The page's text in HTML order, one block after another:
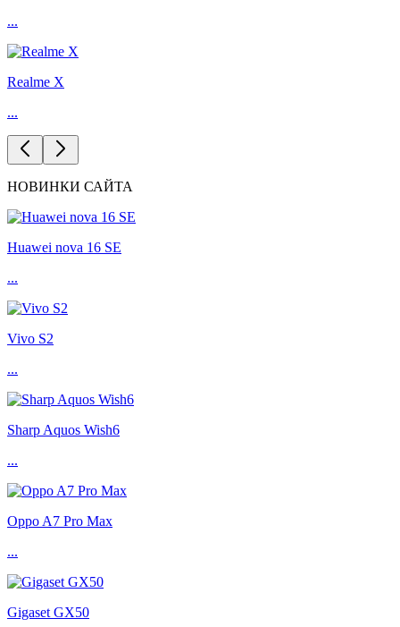
...
Realme X
...
НОВИНКИ САЙТА
Huawei nova 16 SE
...
Vivo S2
...
Sharp Aquos Wish6
...
Oppo A7 Pro Max
...
Gigaset GX50